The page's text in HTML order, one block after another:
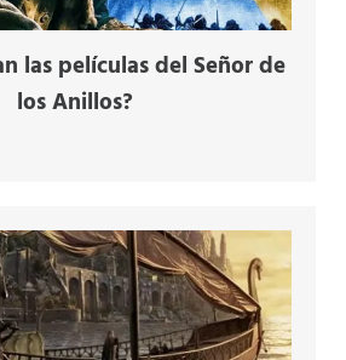
las películas del Señor de
los Anillos?